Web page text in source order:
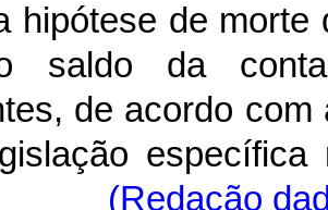
hipótese de
saldo da
de acordo
(Redação